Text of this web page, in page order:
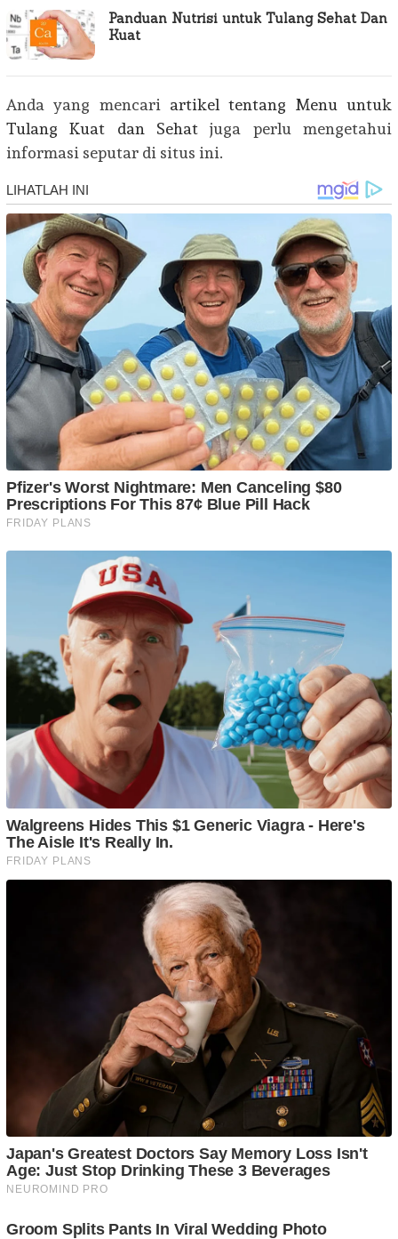
Panduan Nutrisi untuk Tulang Sehat Dan
Kuat
Anda yang mencari artikel tentang Menu untuk
Tulang Kuat dan Sehat juga perlu mengetahui
informasi seputar di situs ini.